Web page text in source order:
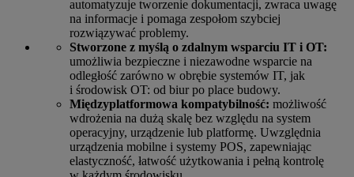
automatyzuje tworzenie dokumentacji, zwraca uwagę
na informacje i pomaga zespołom szybciej
rozwiązywać problemy.
Stworzone z myślą o zdalnym wsparciu IT i OT:
umożliwia bezpieczne i niezawodne wsparcie na
odległość zarówno w obrębie systemów IT, jak
i środowisk OT: od biur po place budowy.
Międzyplatformowa kompatybilność: możliwość
wdrożenia na dużą skalę bez względu na system
operacyjny, urządzenie lub platformę. Uwzględnia
urządzenia mobilne i systemy POS, zapewniając
elastyczność, łatwość użytkowania i pełną kontrolę